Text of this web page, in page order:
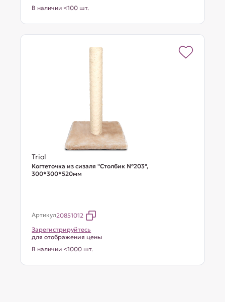
В наличии <100 шт.
Triol
Когтеточка из сизаля "Столбик №203",
300*300*520мм
Артикул20851012
Зарегистрируйтесь
для отображения цены
В наличии <1000 шт.